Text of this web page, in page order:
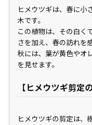
ヒメウツギは、春に小
木です。
この植物は、その白く
さを加え、春の訪れを
秋には、葉が黄色やオ
を見せます。
【ヒメウツギ剪定
ヒメウツギの剪定は、